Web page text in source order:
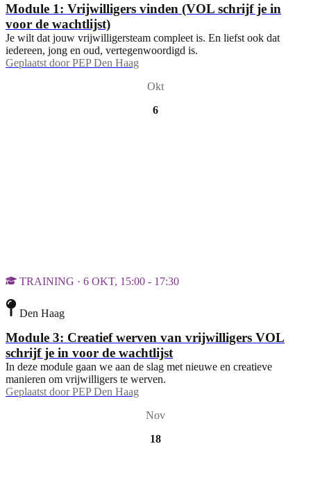
Module 1: Vrijwilligers vinden (VOL schrijf je in
voor de wachtlijst)
Je wilt dat jouw vrijwilligersteam compleet is. En liefst ook dat
iedereen, jong en oud, vertegenwoordigd is.
Geplaatst door PEP Den Haag
Okt
6
TRAINING · 6 OKT, 15:00 - 17:30
Den Haag
Module 3: Creatief werven van vrijwilligers VOL
schrijf je in voor de wachtlijst
In deze module gaan we aan de slag met nieuwe en creatieve
manieren om vrijwilligers te werven.
Geplaatst door PEP Den Haag
Nov
18